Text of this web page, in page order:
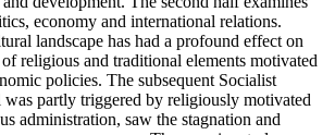
economy and international relations.
landscape has had a profound effect on
religious and traditional elements motivated
policies. The subsequent Socialist
partly triggered by religiously motivated
administration, saw the stagnation and